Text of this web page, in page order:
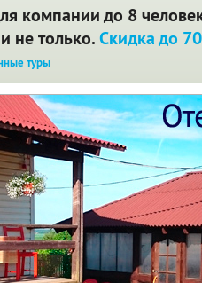
компании до 8
не только.Скидка до
туры